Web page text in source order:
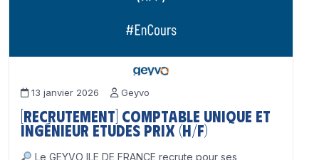
13 janvier 2026 Geyvo
[Recrutement] Comptable unique et
Ingénieur Etudes Prix (H/F)
Le GEYVO ILE DE FRANCE recrute pour ses